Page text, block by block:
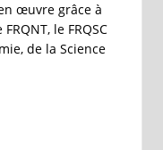
œuvre grâce à
le FRQSC
de la Science